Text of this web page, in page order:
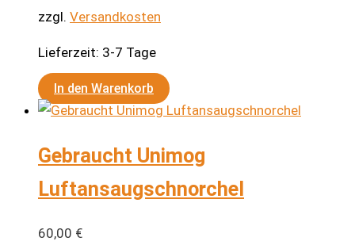
zzgl. Versandkosten
Lieferzeit: 3-7 Tage
In den Warenkorb
Gebraucht Unimog
Luftansaugschnorchel
60,00 €